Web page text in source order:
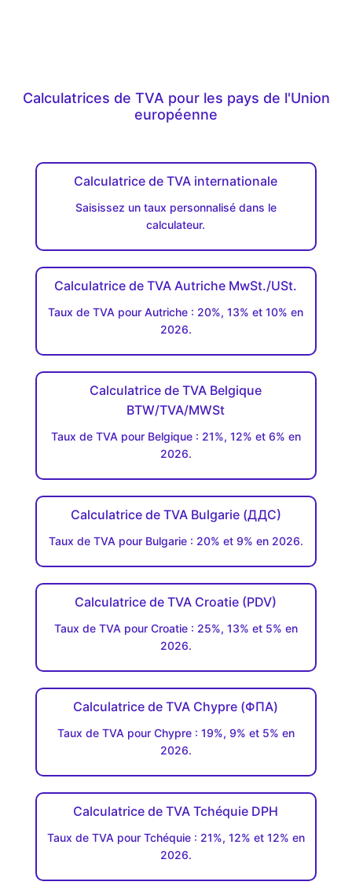
Calculatrices de TVA pour les pays de l'Union
européenne
Calculatrice de TVA internationale
Saisissez un taux personnalisé dans le
calculateur.
Calculatrice de TVA Autriche MwSt./USt.
Taux de TVA pour Autriche : 20%, 13% et 10% en
2026.
Calculatrice de TVA Belgique
BTW/TVA/MWSt
Taux de TVA pour Belgique : 21%, 12% et 6% en
2026.
Calculatrice de TVA Bulgarie (ДДC)
Taux de TVA pour Bulgarie : 20% et 9% en 2026.
Calculatrice de TVA Croatie (PDV)
Taux de TVA pour Croatie : 25%, 13% et 5% en
2026.
Calculatrice de TVA Chypre (ΦΠΑ)
Taux de TVA pour Chypre : 19%, 9% et 5% en
2026.
Calculatrice de TVA Tchéquie DPH
Taux de TVA pour Tchéquie : 21%, 12% et 12% en
2026.